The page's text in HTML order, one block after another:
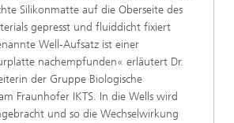
Silikonmatte auf die Oberseite des
gepresst und fluiddicht fixiert
Well-Aufsatz ist einer
nachempfunden« erläutert Dr.
der Gruppe Biologische
Fraunhofer IKTS. In die Wells wird
und so die Wechselwirkung